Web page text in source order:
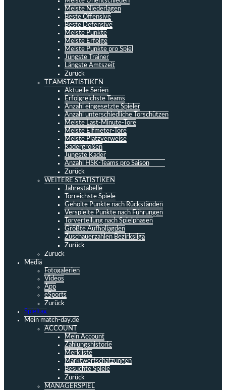
Meiste Niederlagen
Beste Offensive
Beste Defensive
Meiste Punkte
Meiste Erfolge
Meiste Punkte pro Spiel
Jüngste Trainer
Längste Amtszeit
Zurück
TEAMSTATISTIKEN
Aktuelle Serien
Erfolgreichste Teams
Anzahl eingesetzte Spieler
Anzahl unterschiedliche Torschützen
Meiste Last-Minute-Tore
Meiste Elfmeter-Tore
Meiste Platzverweise
Kadergrößen
Jüngste Kader
Anzahl HSK-Teams pro Saison
Zurück
WEITERE STATISTIKEN
Jahrestabelle
Torreichste Spiele
Geholte Punkte nach Rückständen
Verspielte Punkte nach Führungen
Torverteilung nach Spielphasen
Größte Aufholjagden
Zuschauerzahlen Bezirksliga
Zurück
Zurück
Media
Fotogalerien
Videos
App
eSports
Zurück
Spieltag
Mein match-day.de
ACCOUNT
Mein Account
Zahlungshistorie
Merkliste
Marktwertschätzungen
Besuchte Spiele
Zurück
MANAGERSPIEL